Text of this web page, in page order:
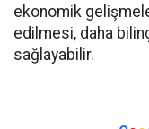
ekonomik
edilmesi, daha
sağlayabilir.